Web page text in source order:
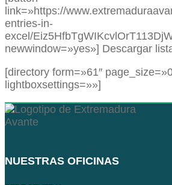
link=»https://
entries-in-
excel/
newwindow=»yes»] Descargar
[directory form=»61″
lightboxsettings=»»]
NUESTRAS OFICINAS